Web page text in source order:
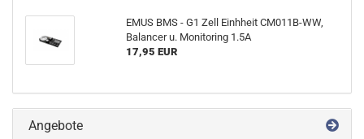
EMUS BMS - G1 Zell Einhheit CM011B-WW,
Balancer u. Monitoring 1.5A
17,95 EUR
Angebote